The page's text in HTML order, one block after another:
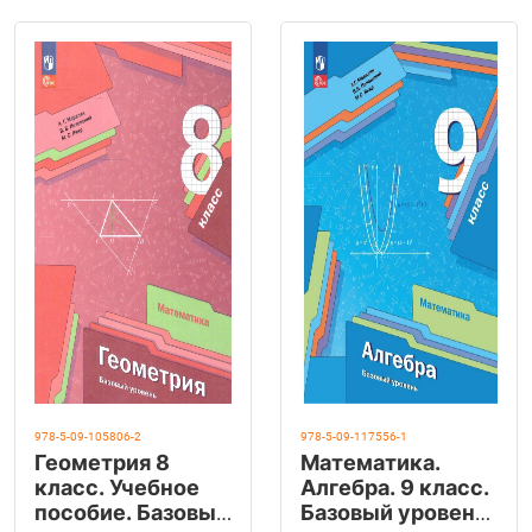
978-5-09-105806-2
Геометрия 8
класс. Учебное
пособие. Базовый
978-5-09-117556-1
Математика.
Алгебра. 9 класс.
Базовый уровень.